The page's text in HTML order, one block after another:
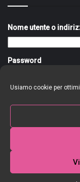
Usiamo cookie per
Nome utente o
Password
Ricordami